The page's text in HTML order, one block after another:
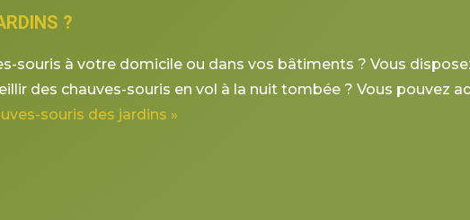
?
souris à votre domicile ou dans vos bâtiments ? Vous
des chauves-souris en vol à la nuit tombée ? Vous pouvez
souris des jardins »